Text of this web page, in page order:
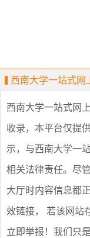
西南大学一站式网
西南大学一站式网
收录，本平台仅提
示，与西南大学一
相关法律责任。尽
大厅时内容信息都
效链接， 若该网站
立即举报 ！我们只